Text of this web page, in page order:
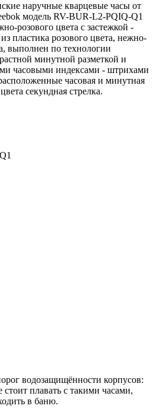
наручные кварцевые часы от
модель RV-BUR-L2-PQIQ-Q1
розового цвета с застежкой -
пластика розового цвета, нежно-
выполнен по технологии
минутной разметкой и
часовыми индексами - штрихами
часовая и минутная
секундная стрелка.
водозащищённости корпусов:
стоит плавать с такими часами,
в баню.